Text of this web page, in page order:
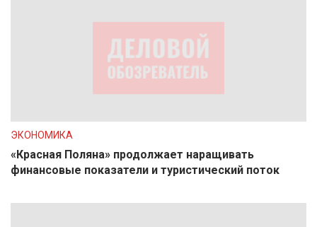
ЭКОНОМИКА
«Красная Поляна» продолжает наращивать
финансовые показатели и туристический поток